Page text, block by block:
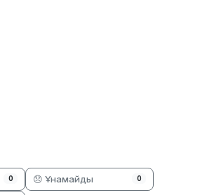
0 😞 Ұнамайды 0